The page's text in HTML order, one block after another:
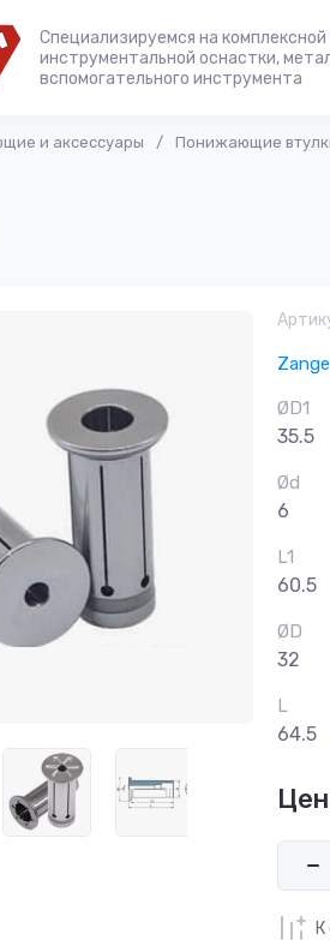
Специализируемся на
инструментальной оснастки,
вспомогательного инструмента
и аксессуары / Понижающие
Zange
ØD1
35.5
Ød
6
L1
60.5
ØD
32
L
64.5